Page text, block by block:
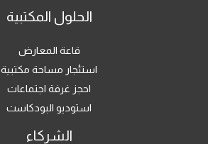
الحلول المكتبية
قاعة المعارض
استئجار مساحة مكتبية
احجز غرفة اجتماعات
استوديو البودكاست
الشركاء